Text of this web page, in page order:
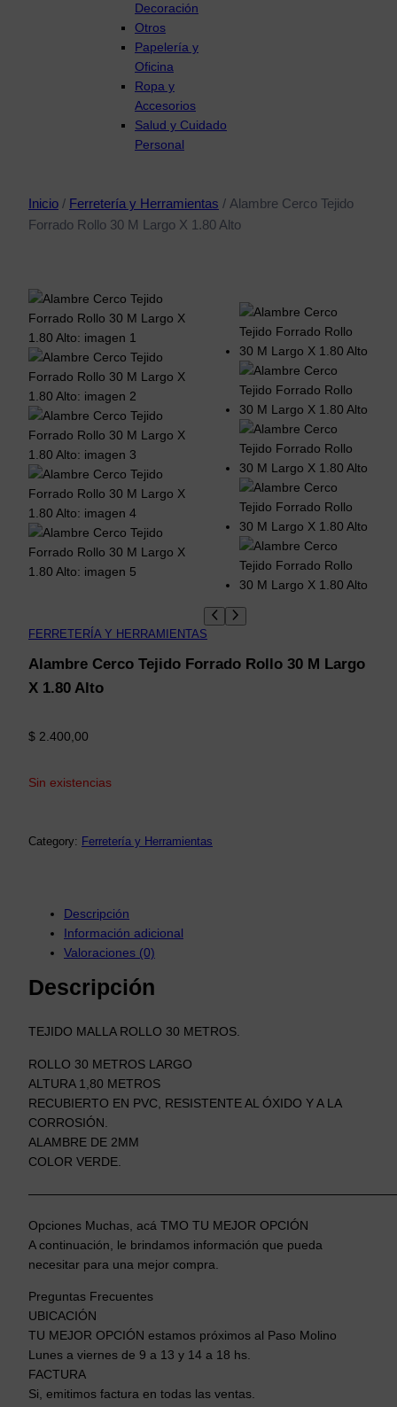
Decoración
Otros
Papelería y
Oficina
Ropa y
Accesorios
Salud y Cuidado
Personal
Inicio / Ferretería y Herramientas / Alambre Cerco Tejido
Forrado Rollo 30 M Largo X 1.80 Alto
FERRETERÍA Y HERRAMIENTAS
Alambre Cerco Tejido Forrado Rollo 30 M Largo
X 1.80 Alto
$ 2.400,00
Sin existencias
Category: Ferretería y Herramientas
Descripción
Información adicional
Valoraciones (0)
Descripción
TEJIDO MALLA ROLLO 30 METROS.
ROLLO 30 METROS LARGO
ALTURA 1,80 METROS
RECUBIERTO EN PVC, RESISTENTE AL ÓXIDO Y A LA
CORROSIÓN.
ALAMBRE DE 2MM
COLOR VERDE.
Opciones Muchas, acá TMO TU MEJOR OPCIÓN
A continuación, le brindamos información que pueda
necesitar para una mejor compra.
Preguntas Frecuentes
UBICACIÓN
TU MEJOR OPCIÓN estamos próximos al Paso Molino
Lunes a viernes de 9 a 13 y 14 a 18 hs.
FACTURA
Si, emitimos factura en todas las ventas.